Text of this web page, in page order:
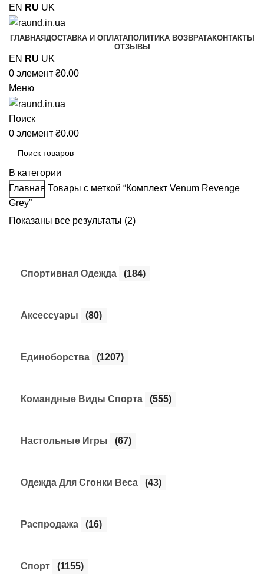
EN RU UK
ГЛАВНАЯДОСТАВКА И ОПЛАТАПОЛИТИКА ВОЗВРАТАКОНТАКТЫ
ОТЗЫВЫ
EN RU UK
0 элемент ₴0.00
Меню
Поиск
0 элемент ₴0.00
В категории
Поиск
Главная Товары с меткой “Комплект Venum Revenge
Grey”
Показаны все результаты (2)
Cпортивная Одежда (184)
Аксессуары (80)
Единоборства (1207)
Командные Виды Спорта (555)
Настольные Игры (67)
Одежда Для Сгонки Веса (43)
Распродажа (16)
Спорт (1155)